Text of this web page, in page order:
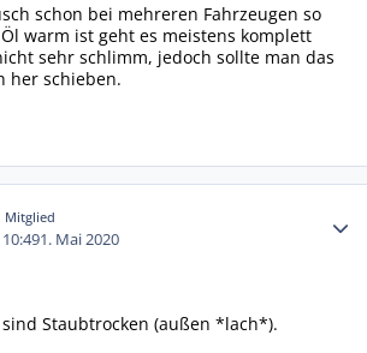
schon bei mehreren Fahrzeugen so
warm ist geht es meistens komplett
sehr schlimm, jedoch sollte man das
her schieben.
Mitglied
1. Mai 2020
Staubtrocken (außen *lach*).